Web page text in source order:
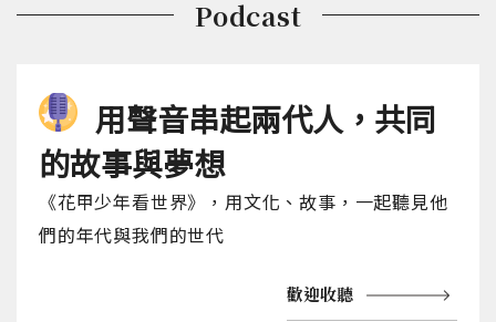
Podcast
用聲音串起兩代人，共同
的故事與夢想
《花甲少年看世界》，用文化、故事，一起聽見他
們的年代與我們的世代
歡迎收聽